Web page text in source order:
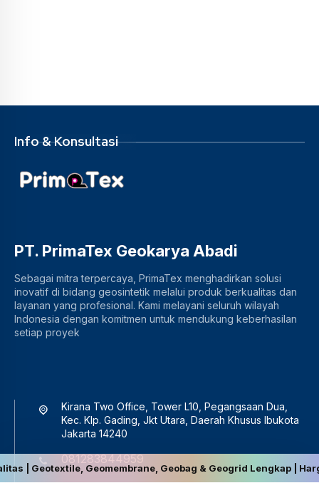
Info & Konsultasi
PT. PrimaTex Geokarya Abadi
Sebagai mitra terpercaya, PrimaTex menghadirkan solusi
inovatif di bidang geosintetik melalui produk berkualitas dan
layanan yang profesional. Kami melayani seluruh wilayah
Indonesia dengan komitmen untuk mendukung keberhasilan
setiap proyek
Kirana Two Office, Tower L10, Pegangsaan Dua,
Kec. Klp. Gading, Jkt Utara, Daerah Khusus Ibukota
Jakarta 14240
081283844959
Geomembrane, Geobag & Geogrid Lengkap | Harga